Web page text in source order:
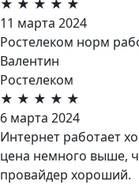
★ ★ ★ ★ ★
11 марта 2024
Ростелеком норм
Валентин
Ростелеком
★ ★ ★ ★ ★
6 марта 2024
Интернет работает
цена немного выше,
провайдер хороший.